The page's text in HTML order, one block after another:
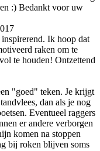
:) Bedankt voor uw
Ik hoop dat
raken om te
te houden! Ontzettend
"goed" teken. Je krijgt
dan als je nog
Eventueel raggers
er andere verborgen
komen na stoppen
bij roken blijven soms